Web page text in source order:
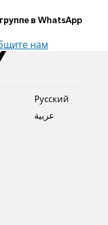
в WhatsApp
нам
Pусский
عربية